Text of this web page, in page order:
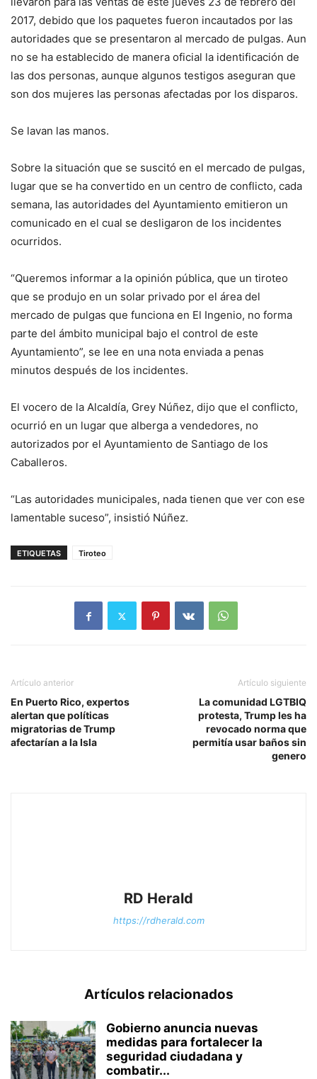
2017, debido que los paquetes fueron incautados por las
autoridades que se presentaron al mercado de pulgas. Aun
no se ha establecido de manera oficial la identificación de
las dos personas, aunque algunos testigos aseguran que
son dos mujeres las personas afectadas por los disparos.
Se lavan las manos.
Sobre la situación que se suscitó en el mercado de pulgas,
lugar que se ha convertido en un centro de conflicto, cada
semana, las autoridades del Ayuntamiento emitieron un
comunicado en el cual se desligaron de los incidentes
ocurridos.
“Queremos informar a la opinión pública, que un tiroteo
que se produjo en un solar privado por el área del
mercado de pulgas que funciona en El Ingenio, no forma
parte del ámbito municipal bajo el control de este
Ayuntamiento”, se lee en una nota enviada a penas
minutos después de los incidentes.
El vocero de la Alcaldía, Grey Núñez, dijo que el conflicto,
ocurrió en un lugar que alberga a vendedores, no
autorizados por el Ayuntamiento de Santiago de los
Caballeros.
“Las autoridades municipales, nada tienen que ver con ese
lamentable suceso”, insistió Núñez.
ETIQUETAS Tiroteo
Artículo anterior
En Puerto Rico, expertos
alertan que políticas
migratorias de Trump
afectarían a la Isla
Artículo siguiente
La comunidad LGTBIQ
protesta, Trump les ha
revocado norma que
permitía usar baños sin
genero
RD Herald
https://rdherald.com
Artículos relacionados
Gobierno anuncia nuevas
medidas para fortalecer la
seguridad ciudadana y
combatir...